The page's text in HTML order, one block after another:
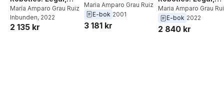
Ethical, Social and
Economic Aspects
María Amparo Grau Ruiz
Inbunden, 2022
2 135 kr
Tax Claims
Maria Amparo Grau Ruiz
E-bok 2001
3 181 kr
Ethical, Social and
Economic Aspects
Maria Amparo Grau
E-bok 2022
2 840 kr